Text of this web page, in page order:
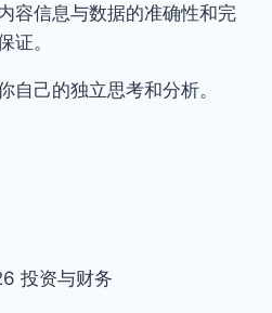
容信息与数据的准确性和完
证。
自己的独立思考和分析。
投资与财务